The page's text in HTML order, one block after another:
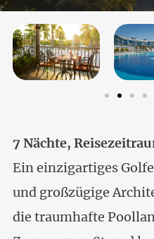
7 Nächte,
Ein einzigartiges
und großzügige
die traumhafte